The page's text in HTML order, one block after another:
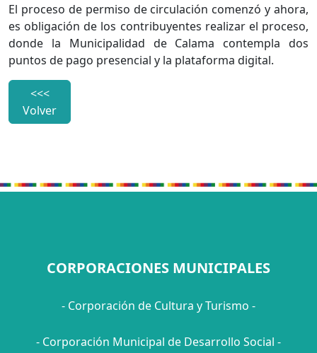
El proceso de permiso de circulación comenzó y ahora,
es obligación de los contribuyentes realizar el proceso,
donde la Municipalidad de Calama contempla dos
puntos de pago presencial y la plataforma digital.
<<<
Volver
CORPORACIONES MUNICIPALES
- Corporación de Cultura y Turismo -
- Corporación Municipal de Desarrollo Social -